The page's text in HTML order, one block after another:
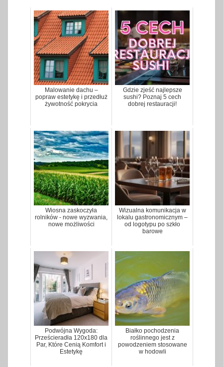
Malowanie dachu –
popraw estetykę i przedłuż
żywotność pokrycia
Gdzie zjeść najlepsze
sushi? Poznaj 5 cech
dobrej restauracji!
Wiosna zaskoczyła
rolników - nowe wyzwania,
nowe możliwości
Wizualna komunikacja w
lokalu gastronomicznym –
od logotypu po szkło
barowe
Podwójna Wygoda:
Prześcieradła 120x180 dla
Par, Które Cenią Komfort i
Estetykę
Białko pochodzenia
roślinnego jest z
powodzeniem stosowane
w hodowli